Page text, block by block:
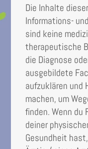
Die Inhalte
Informations-
sind keine
therapeutische
die Diagnose
ausgebildete
aufzuklären und
machen, um
finden. Wenn du
deiner
Gesundheit